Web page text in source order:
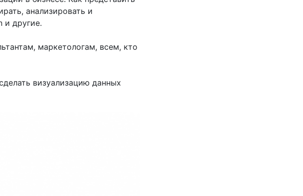
анализировать и
и другие.
маркетологам, всем, кто
визуализацию данных